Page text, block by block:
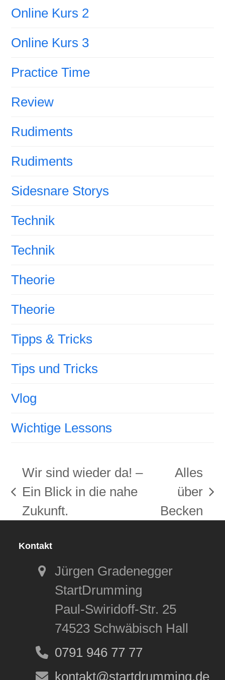
Online Kurs 2
Online Kurs 3
Practice Time
Review
Rudiments
Rudiments
Sidesnare Storys
Technik
Technik
Theorie
Theorie
Tipps & Tricks
Tips und Tricks
Vlog
Wichtige Lessons
vorheriger
Beitrag:
Wir sind wieder da! –
Ein Blick in die nahe
Zukunft.
Nächster
Beitrag:
Alles
über
Becken
Kontakt
Jürgen Gradenegger
StartDrumming
Paul-Swiridoff-Str. 25
74523 Schwäbisch Hall
0791 946 77 77
kontakt@startdrumming.de